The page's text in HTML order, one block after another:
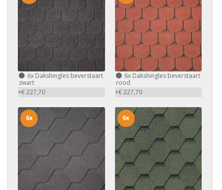
6x Dakshingles beverstaart
zwart
+€ 227,70
6xDakshingles beverstaart
rood
+€ 227,70
6x 6x